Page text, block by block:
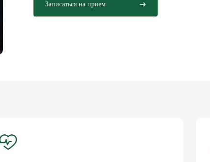
Записаться на прием